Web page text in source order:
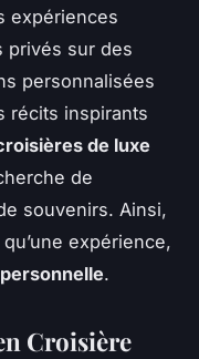
expériences
privés sur des
personnalisées
récits inspirants
de luxe
de
souvenirs. Ainsi,
expérience,
.
Croisière